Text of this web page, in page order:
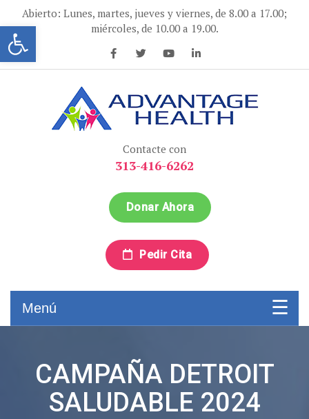
Abrir la barra de herramientas
contenido
Abierto: Lunes, martes, jueves y viernes, de 8.00 a 17.00;
miércoles, de 10.00 a 19.00.
Contacte con
313-416-6262
Donar Ahora
Pedir Cita
Menú
CAMPAÑA DETROIT
SALUDABLE 2024